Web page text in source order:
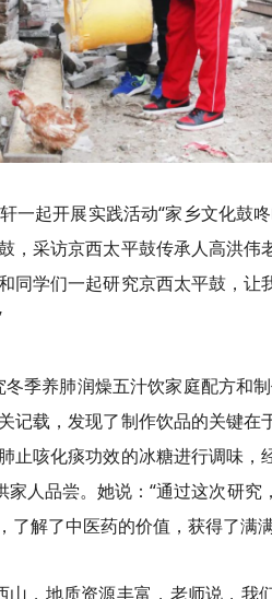
起开展实践活动“家乡文化鼓
，采访京西太平鼓传承人高洪伟
学们一起研究京西太平鼓，让
季养肺润燥五汁饮家庭配方和
记载，发现了制作饮品的关键在
止咳化痰功效的冰糖进行调味，
人品尝。她说：“通过这次研究
解了中医药的价值，获得了满
，地质资源丰富，老师说，我